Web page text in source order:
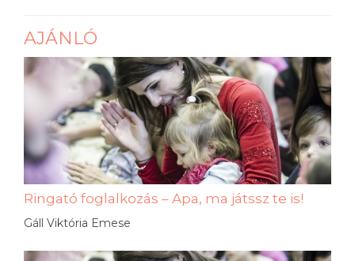
AJÁNLÓ
Ringató foglalkozás – Apa, ma játssz te is!
Gáll Viktória Emese